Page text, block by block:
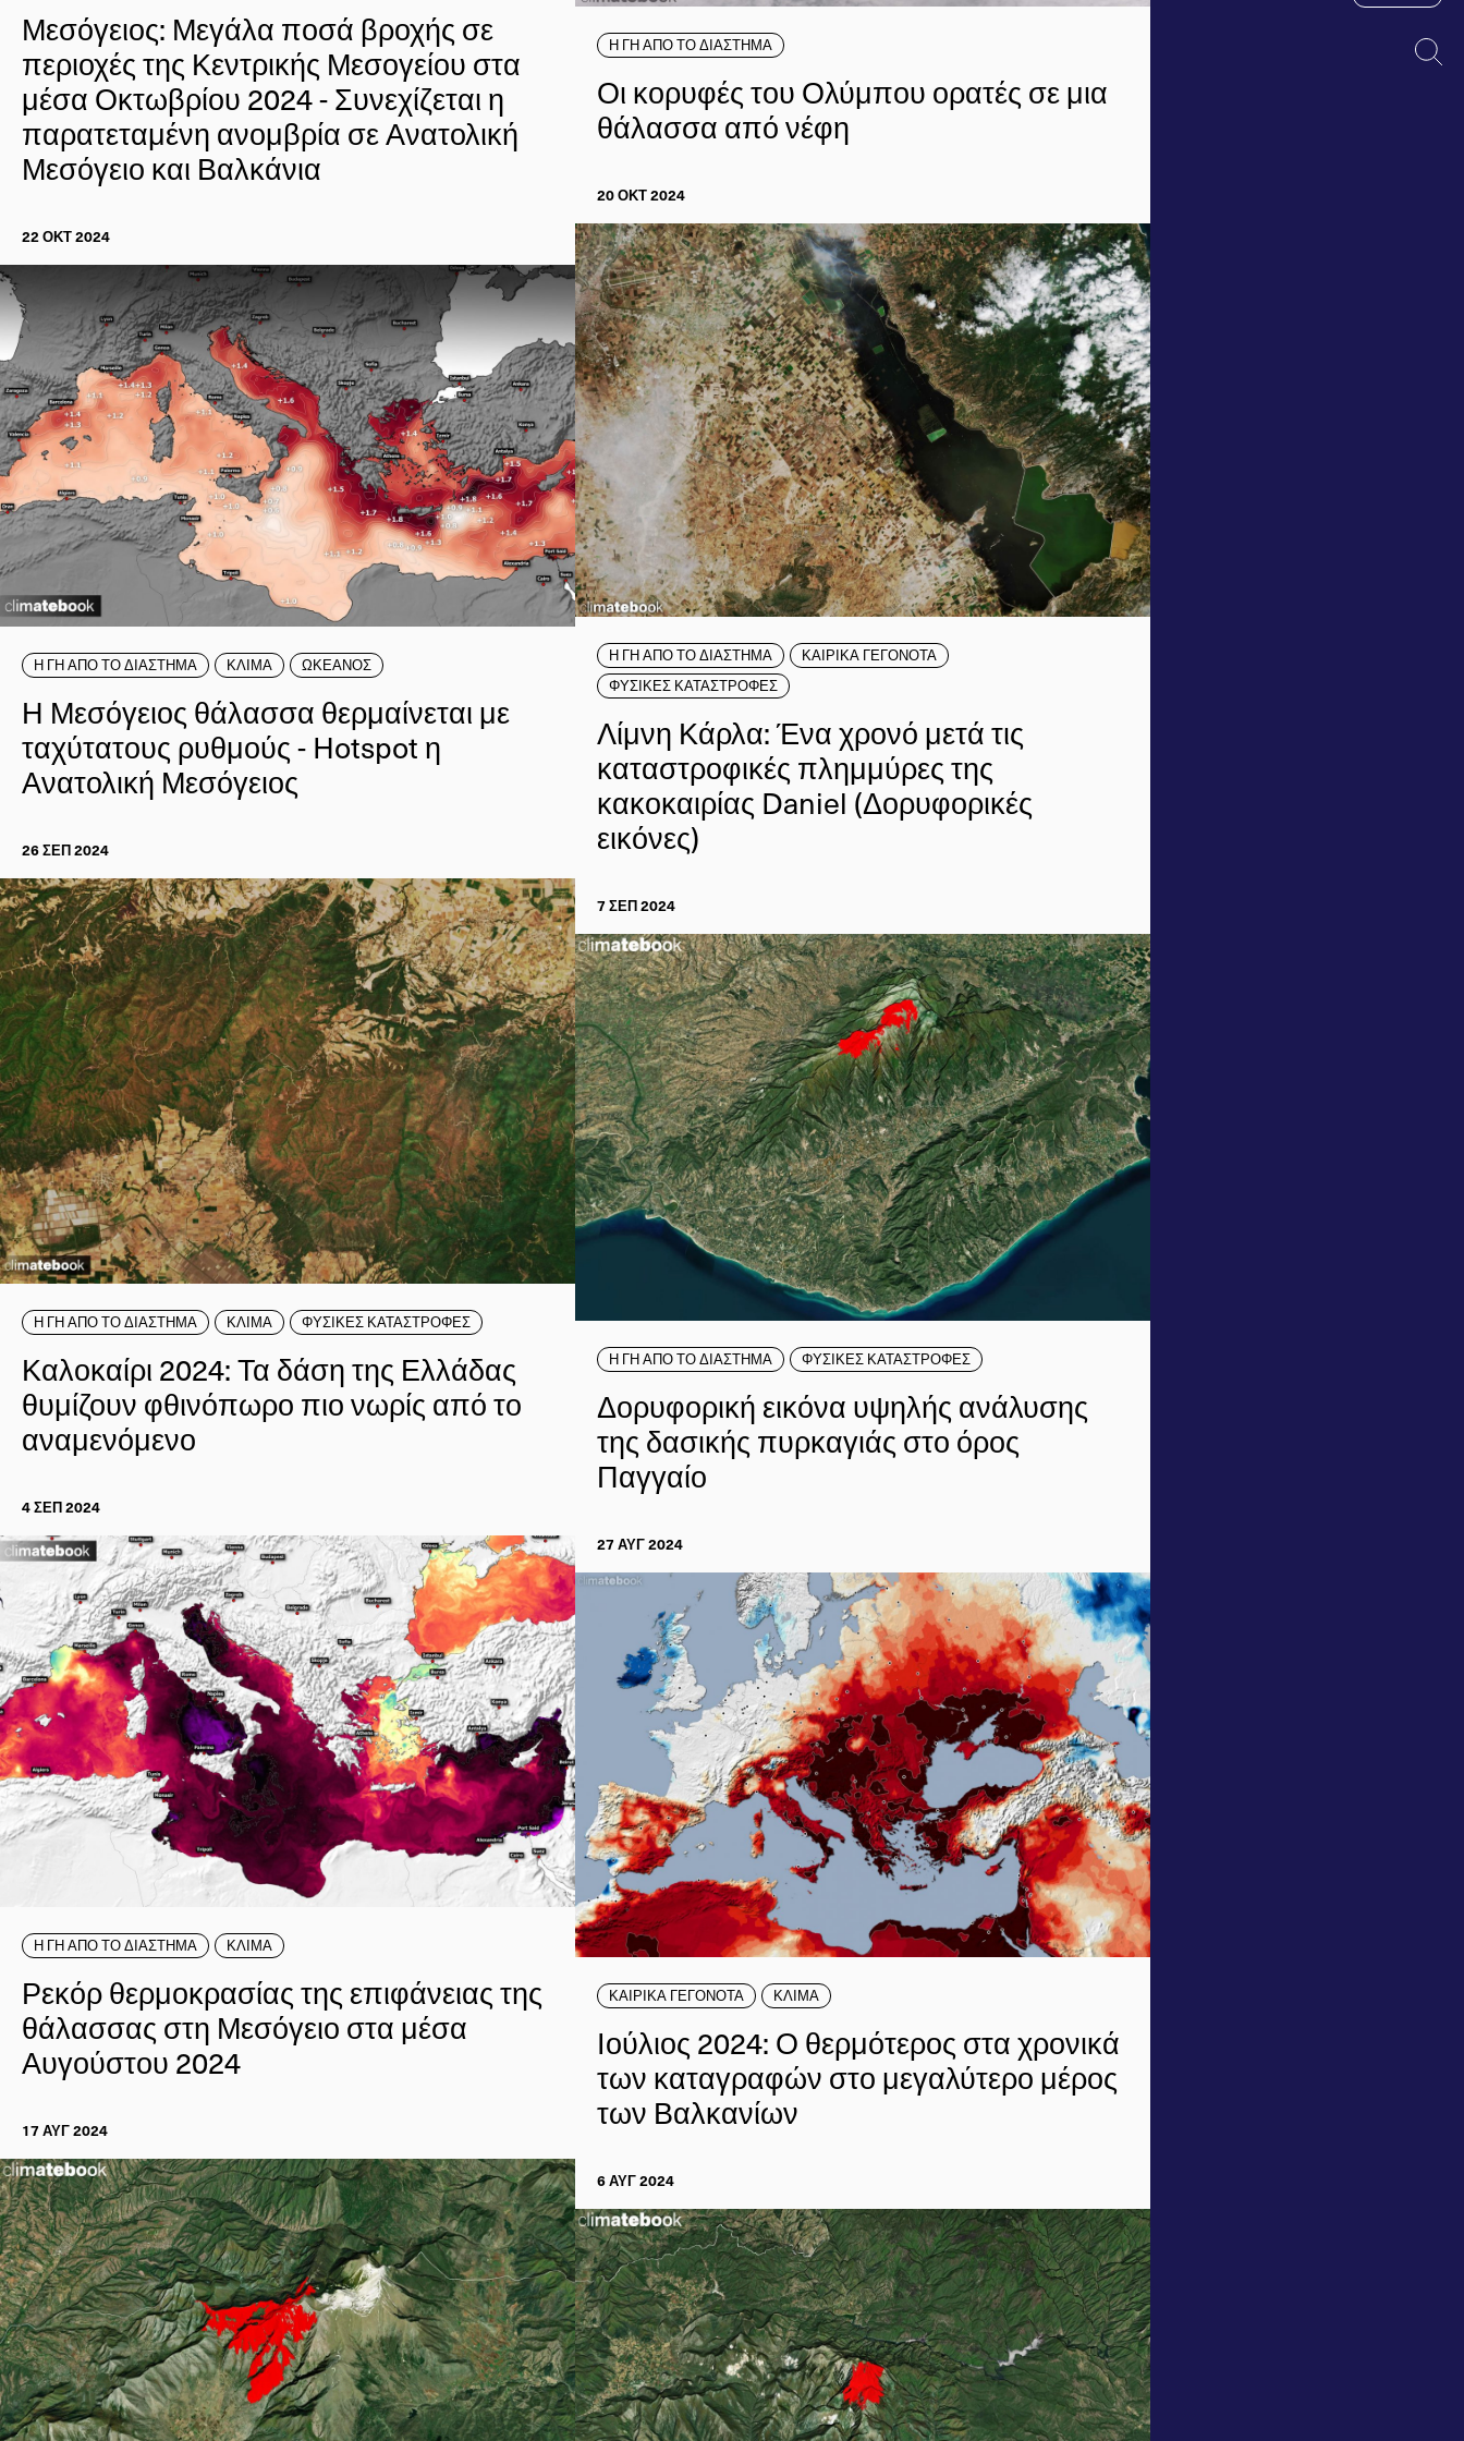
Μεσόγειος: Μεγάλα ποσά βροχής σε
περιοχές της Κεντρικής Μεσογείου στα
μέσα Οκτωβρίου 2024 - Συνεχίζεται η
παρατεταμένη ανομβρία σε Ανατολική
Μεσόγειο και Βαλκάνια
22 ΟΚΤ 2024
Η ΓΗ ΑΠΟ ΤΟ ΔΙΑΣΤΗΜΑ
Οι κορυφές του Ολύμπου ορατές σε μια
θάλασσα από νέφη
20 ΟΚΤ 2024
Η ΓΗ ΑΠΟ ΤΟ ΔΙΑΣΤΗΜΑ ΚΛΙΜΑ ΩΚΕΑΝΟΣ
Η Μεσόγειος θάλασσα θερμαίνεται με
ταχύτατους ρυθμούς - Hotspot η
Ανατολική Μεσόγειος
26 ΣΕΠ 2024
Η ΓΗ ΑΠΟ ΤΟ ΔΙΑΣΤΗΜΑ
ΚΑΙΡΙΚΑ ΓΕΓΟΝΟΤΑ
ΦΥΣΙΚΕΣ ΚΑΤΑΣΤΡΟΦΕΣ
Λίμνη Κάρλα: Ένα χρονό μετά τις
καταστροφικές πλημμύρες της
κακοκαιρίας Daniel (Δορυφορικές
εικόνες)
7 ΣΕΠ 2024
Η ΓΗ ΑΠΟ ΤΟ ΔΙΑΣΤΗΜΑ ΚΛΙΜΑ ΦΥΣΙΚΕΣ ΚΑΤΑΣΤΡΟΦΕΣ
Καλοκαίρι 2024: Τα δάση της Ελλάδας
θυμίζουν φθινόπωρο πιο νωρίς από το
αναμενόμενο
4 ΣΕΠ 2024
Η ΓΗ ΑΠΟ ΤΟ ΔΙΑΣΤΗΜΑ ΦΥΣΙΚΕΣ ΚΑΤΑΣΤΡΟΦΕΣ
Δορυφορική εικόνα υψηλής ανάλυσης
της δασικής πυρκαγιάς στο όρος
Παγγαίο
27 ΑΥΓ 2024
Η ΓΗ ΑΠΟ ΤΟ ΔΙΑΣΤΗΜΑ ΚΛΙΜΑ
Ρεκόρ θερμοκρασίας της επιφάνειας της
θάλασσας στη Μεσόγειο στα μέσα
Αυγούστου 2024
17 ΑΥΓ 2024
ΚΑΙΡΙΚΑ ΓΕΓΟΝΟΤΑ ΚΛΙΜΑ
Ιούλιος 2024: Ο θερμότερος στα χρονικά
των καταγραφών στο μεγαλύτερο μέρος
των Βαλκανίων
6 ΑΥΓ 2024